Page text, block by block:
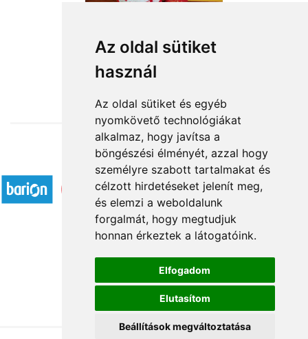
Az oldal sütiket
használ
Az oldal sütiket és egyéb
nyomkövető technológiákat
alkalmaz, hogy javítsa a
böngészési élményét, azzal hogy
személyre szabott tartalmakat és
célzott hirdetéseket jelenít meg,
és elemzi a weboldalunk
forgalmát, hogy megtudjuk
honnan érkeztek a látogatóink.
Elfogadom
Elutasítom
Beállítások megváltoztatása
Nagylány
19 680 Ft-tól
Elfogadott fizetési módok
Á.SZ.F.
Impresszum
Adatkezelési tájékoztató